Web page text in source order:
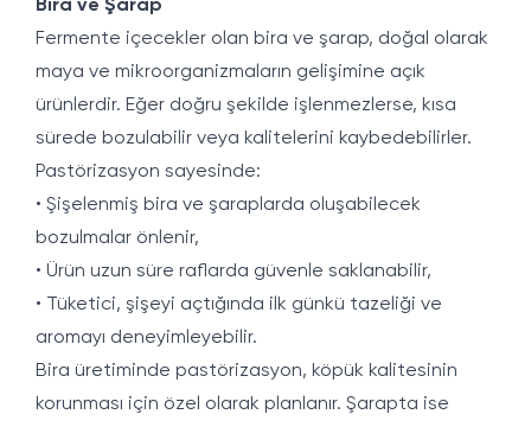
Bira ve Şarap
Fermente içecekler olan bira ve şarap, doğal olarak
maya ve mikroorganizmaların gelişimine açık
ürünlerdir. Eğer doğru şekilde işlenmezlerse, kısa
sürede bozulabilir veya kalitelerini kaybedebilirler.
Pastörizasyon sayesinde:
• Şişelenmiş bira ve şaraplarda oluşabilecek
bozulmalar önlenir,
• Ürün uzun süre raflarda güvenle saklanabilir,
• Tüketici, şişeyi açtığında ilk günkü tazeliği ve
aromayı deneyimleyebilir.
Bira üretiminde pastörizasyon, köpük kalitesinin
korunması için özel olarak planlanır. Şarapta ise